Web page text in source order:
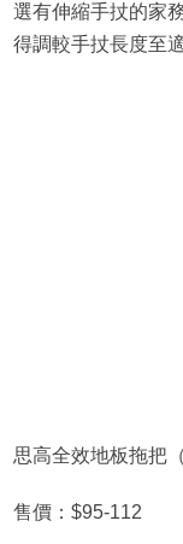
選有伸縮手扙的家
得調較手扙長度至
思高全效地板拖把
售價：$95-112